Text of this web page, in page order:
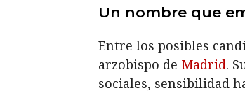
Un nombre que
Entre los posibles
arzobispo de Madrid.
sociales, sensibilidad